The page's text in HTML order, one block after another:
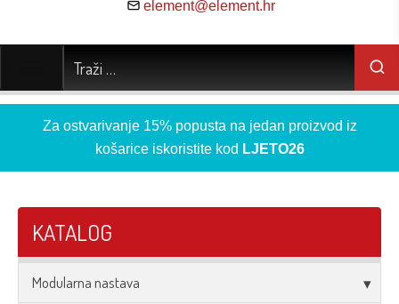
element@element.hr
Za ostvarivanje 15% popusta na jedan proizvod iz
košarice iskoristite kod LJETO26
KATALOG
Modularna nastava